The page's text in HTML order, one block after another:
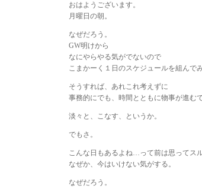
おはようございます。
月曜日の朝。
なぜだろう。
GW明けから
なにやらやる気がでないので
こまかーく１日のスケジュールを組んで
そうすれば、あれこれ考えずに
事務的にでも、時間とともに物事が進むで
淡々と、こなす、というか。
でもさ。
こんな日もあるよね…って前は思ってス
なぜか、今はいけない気がする。
なぜだろう。